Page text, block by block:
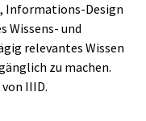
Informations-Design
Wissens- und
relevantes Wissen
zu machen.
IIID.